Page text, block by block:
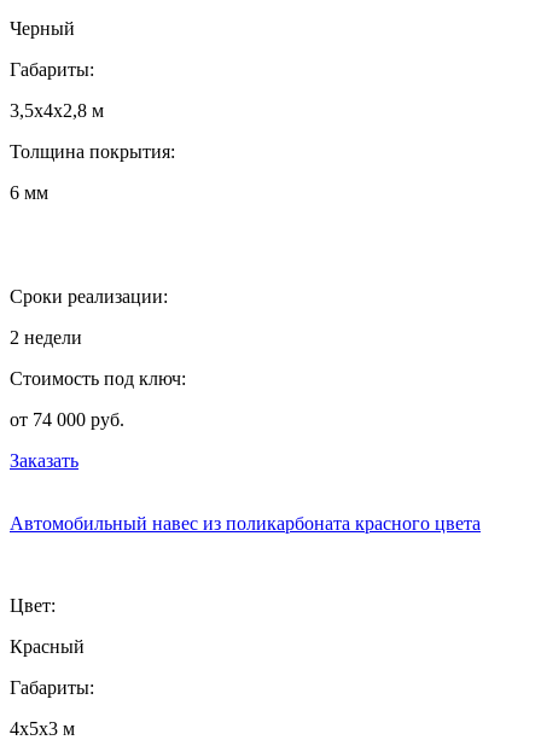
Черный
Габариты:
3,5х4х2,8 м
Толщина покрытия:
6 мм
Сроки реализации:
2 недели
Стоимость под ключ:
от 74 000 руб.
Заказать
Автомобильный навес из поликарбоната красного цвета
Цвет:
Красный
Габариты:
4х5х3 м